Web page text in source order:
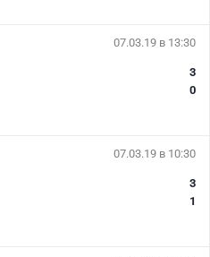
07.03.19 в 13:30
3
0
07.03.19 в 10:30
3
1